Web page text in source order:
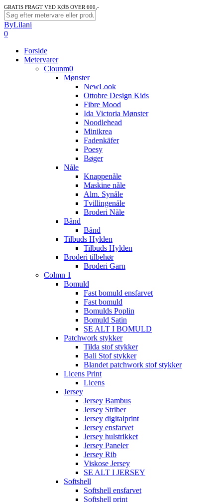
Skip
to
main
content
GRATIS FRAGT VED KØB OVER 600,-
Close
Search
ByLilani
search
account
0
Forside
Metervarer
Clounm0
Mønster
NewLook
Ottobre Design Kids
Fibre Mood
Ida Victoria Mønster
Noodlehead
Minikrea
Fadenkäfer
Poesy
Bøger
Nåle
Knappenåle
Maskine nåle
Alm. Synåle
Tvillingenåle
Broderi Nåle
Bånd
Bånd
Tilbuds Hylden
Tilbuds Hylden
Broderi tilbehør
Broderi Garn
Colmn 1
Bomuld
Fast bomuld ensfarvet
Fast bomuld
Bomulds Poplin
Bomuld Satin
SE ALT I BOMULD
Patchwork stykker
Tilda stof stykker
Bali Stof stykker
Blandet patchwork stof stykker
Licens Print
Licens
Jersey
Jersey Bambus
Jersey Striber
Jersey digitalprint
Jersey ensfarvet
Jersey hulstrikket
Jersey Paneler
Jersey Rib
Viskose Jersey
SE ALT I JERSEY
Softshell
Softshell ensfarvet
Softshell print